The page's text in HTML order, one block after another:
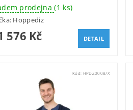
prodejna(1 ks)
Hoppediz
576 Kč DETAIL
Kód: HPDZ0008/X